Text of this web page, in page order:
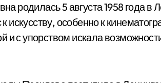
родилась 5 августа 1958 года в
искусству, особенно к
и с упорством искала